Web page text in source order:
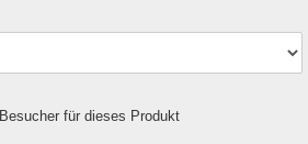
Besucher für dieses Produkt